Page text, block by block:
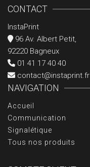
CONTACT
InstaPrint
96 Av. Albert Petit,
92220 Bagneux
01 41 17 40 40
contact@instaprint.fr
NAVIGATION
Accueil
Communication
Signalétique
Tous nos produits